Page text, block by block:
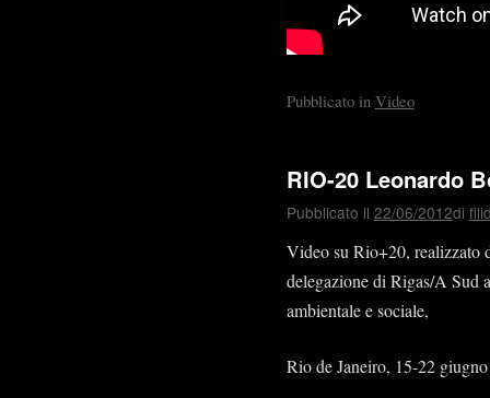
Pubblicato in Video
RIO-20 Leonardo
Pubblicato il 22/06/2012di
Video su Rio+20, realizzato
delegazione di Rigas/A Sud
ambientale e sociale,
Rio de Janeiro, 15-22